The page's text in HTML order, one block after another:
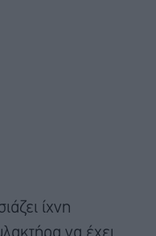
ίχνη
να έχει